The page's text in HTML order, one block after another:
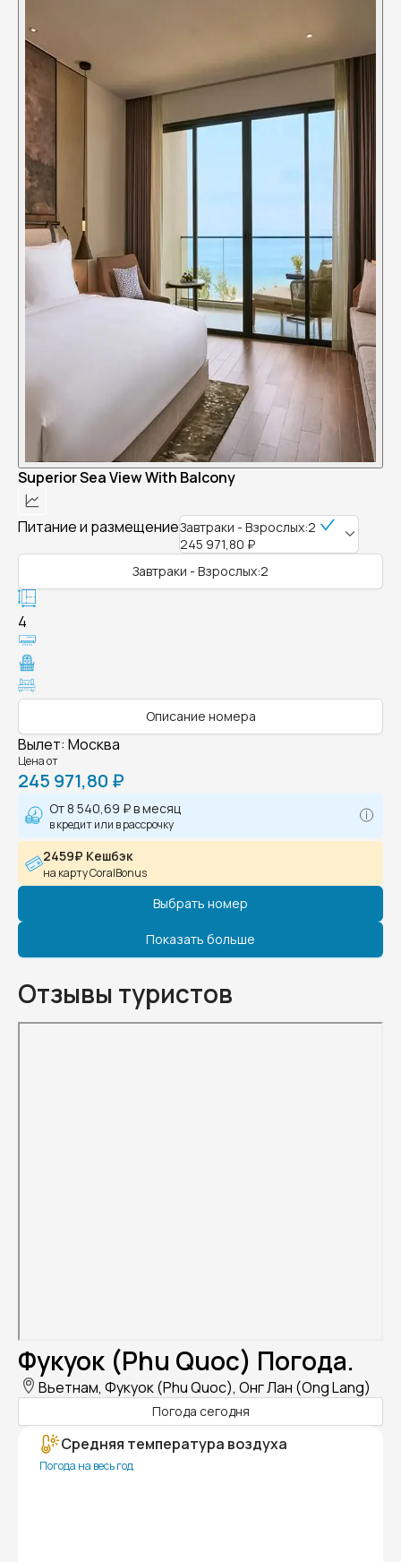
Superior Sea View With Balcony
Питание и размещениеЗавтраки - Взрослых:2
245 971,80 ₽
Завтраки - Взрослых:2
4
Описание номера
Вылет: Москва
Цена от
245 971,80 ₽
От 8 540,69 ₽в месяц
в кредит или в рассрочку
2459₽ Кешбэк
на карту CoralBonus
Выбрать номер
Показать больше
Отзывы туристов
Фукуок (Phu Quoc) Погода.
Вьетнам, Фукуок (Phu Quoc), Онг Лан (Ong Lang)
Погода сегодня
Средняя температура воздуха
Погода на весь год